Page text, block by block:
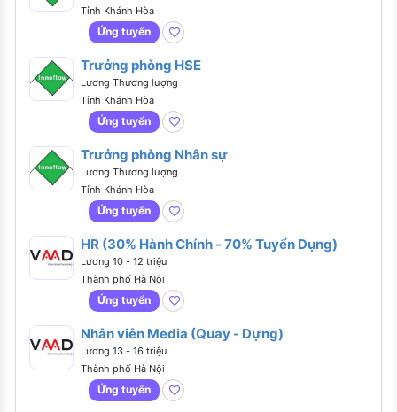
Tỉnh Khánh Hòa
Ứng tuyển
Trưởng phòng HSE
Lương Thương lượng
Tỉnh Khánh Hòa
Ứng tuyển
Trưởng phòng Nhân sự
Lương Thương lượng
Tỉnh Khánh Hòa
Ứng tuyển
HR (30% Hành Chính - 70% Tuyển Dụng)
Lương 10 - 12 triệu
Thành phố Hà Nội
Ứng tuyển
Nhân viên Media (Quay - Dựng)
Lương 13 - 16 triệu
Thành phố Hà Nội
Ứng tuyển